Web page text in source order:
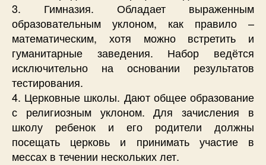
3. Гимназия. Обладает выраженным
образовательным уклоном, как правило –
математическим, хотя можно встретить и
гуманитарные заведения. Набор ведётся
исключительно на основании результатов
тестирования.
4. Церковные школы. Дают общее образование
с религиозным уклоном. Для зачисления в
школу ребенок и его родители должны
посещать церковь и принимать участие в
мессах в течении нескольких лет.